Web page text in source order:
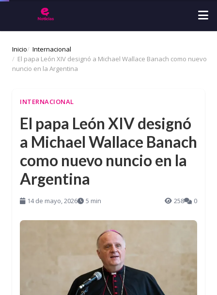
Inicio
Internacional
El papa León XIV designó a Michael Wallace Banach como nuevo
nuncio en la Argentina
INTERNACIONAL
El papa León XIV designó
a Michael Wallace Banach
como nuevo nuncio en la
Argentina
14 de mayo, 2026 5 min 258 0